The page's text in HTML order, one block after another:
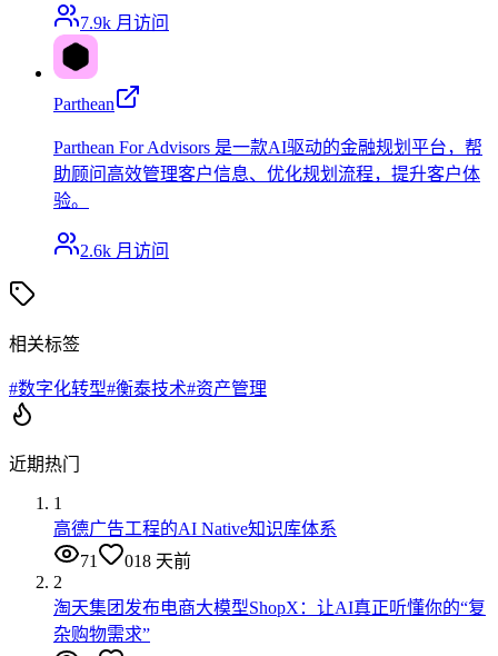
7.9k 月访问
Parthean
Parthean For Advisors 是一款AI驱动的金融规划平台，帮
助顾问高效管理客户信息、优化规划流程，提升客户体
验。
2.6k 月访问
相关标签
#数字化转型#衡泰技术#资产管理
近期热门
1
高德广告工程的AI Native知识库体系
71
018 天前
2
淘天集团发布电商大模型ShopX：让AI真正听懂你的“复
杂购物需求”